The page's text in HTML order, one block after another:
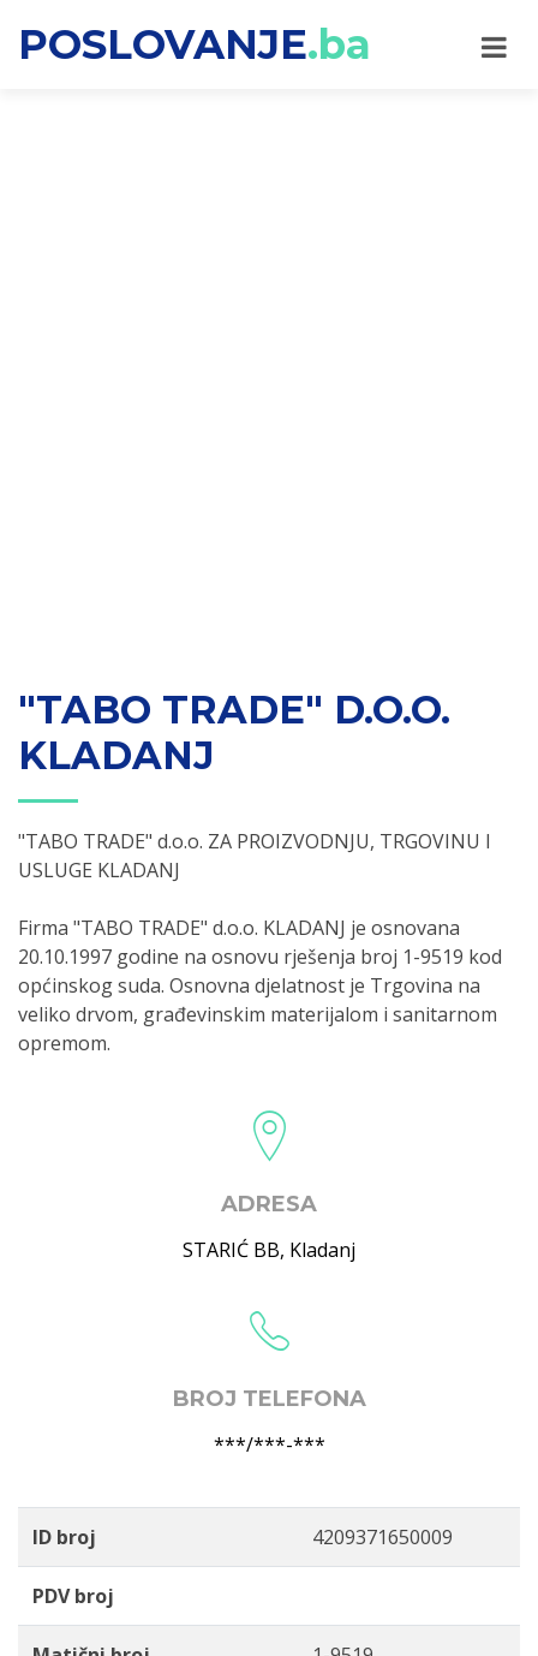
POSLOVANJE.ba
"TABO TRADE" D.O.O.
KLADANJ
"TABO TRADE" d.o.o. ZA PROIZVODNJU, TRGOVINU I
USLUGE KLADANJ
Firma "TABO TRADE" d.o.o. KLADANJ je osnovana
20.10.1997 godine na osnovu rješenja broj 1-9519 kod
općinskog suda. Osnovna djelatnost je Trgovina na
veliko drvom, građevinskim materijalom i sanitarnom
opremom.
ADRESA
STARIĆ BB, Kladanj
BROJ TELEFONA
***/***-***
ID broj 4209371650009
PDV broj